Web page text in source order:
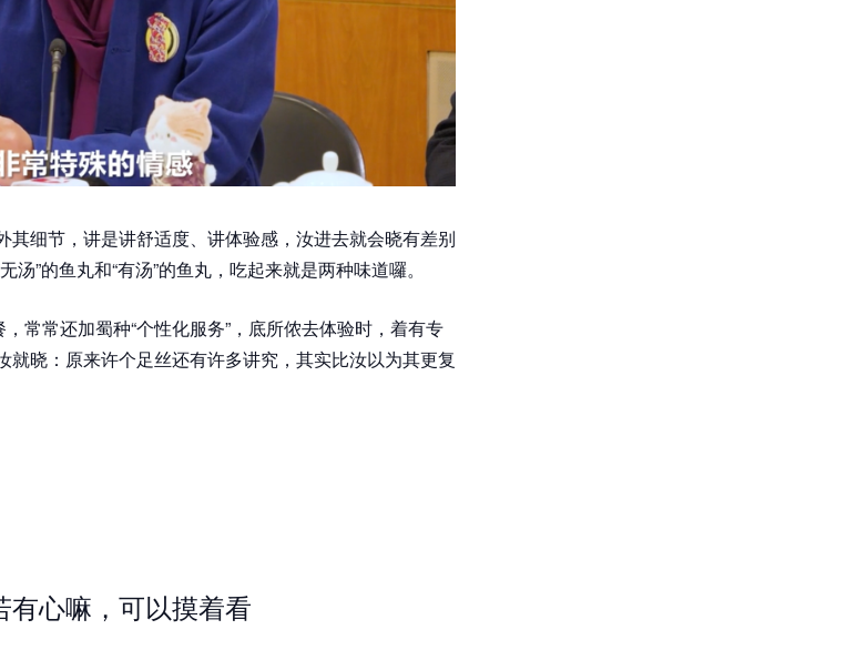
其细节，讲是讲舒适度、讲体验感，汝进去就会晓有差别
”的鱼丸和“有汤”的鱼丸，吃起来就是两种味道囉。
常常还加蜀种“个性化服务”，底所侬去体验时，着有专
就晓：原来许个足丝还有许多讲究，其实比汝以为其更复
心嘛，可以摸着看